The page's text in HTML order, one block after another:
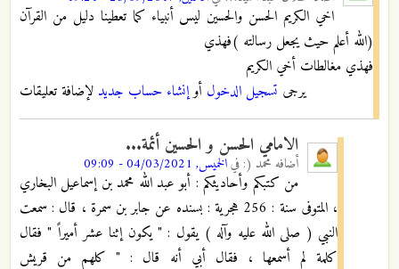
اخي الكريم الحسن والحسين ليس أنبياء كما تعطينا دليل من القرآن
(الله أعلم حيث يجعل رسالته )فهذي
فهذي مغالطات أخي الكريم
يرجى تسجيل الدخول أوإنشاء حساب جديد لإضافة تعليقات
الامامي الحسن و الحسين أئمة...
أضافه محمد (: فيالخميس, 04/03/2021 - 09:09
من كتبكم وأحاديثكم : أبو عبد الله محمد بن إسماعيل البخاري
، المتوفى سنة : 256 هجرية : بسنده عن جابر بن سمرة ، قال : سمعت
النبي ( صلى الله عليه وآله ) يقول : " يكون إثنا عشر أميراً " فقال
كلمة لم أسمعها ، فقال أبي أنه قال : " كلهم من قريش